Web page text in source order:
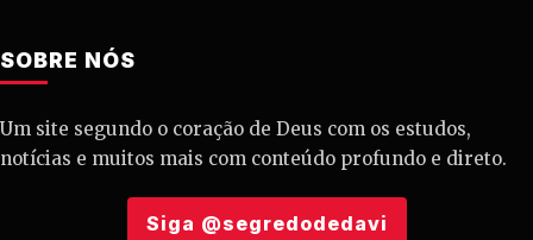
SOBRE NÓS
Um site segundo o coração de Deus com os estudos,
notícias e muitos mais com conteúdo profundo e direto.
Siga @segredodedavi